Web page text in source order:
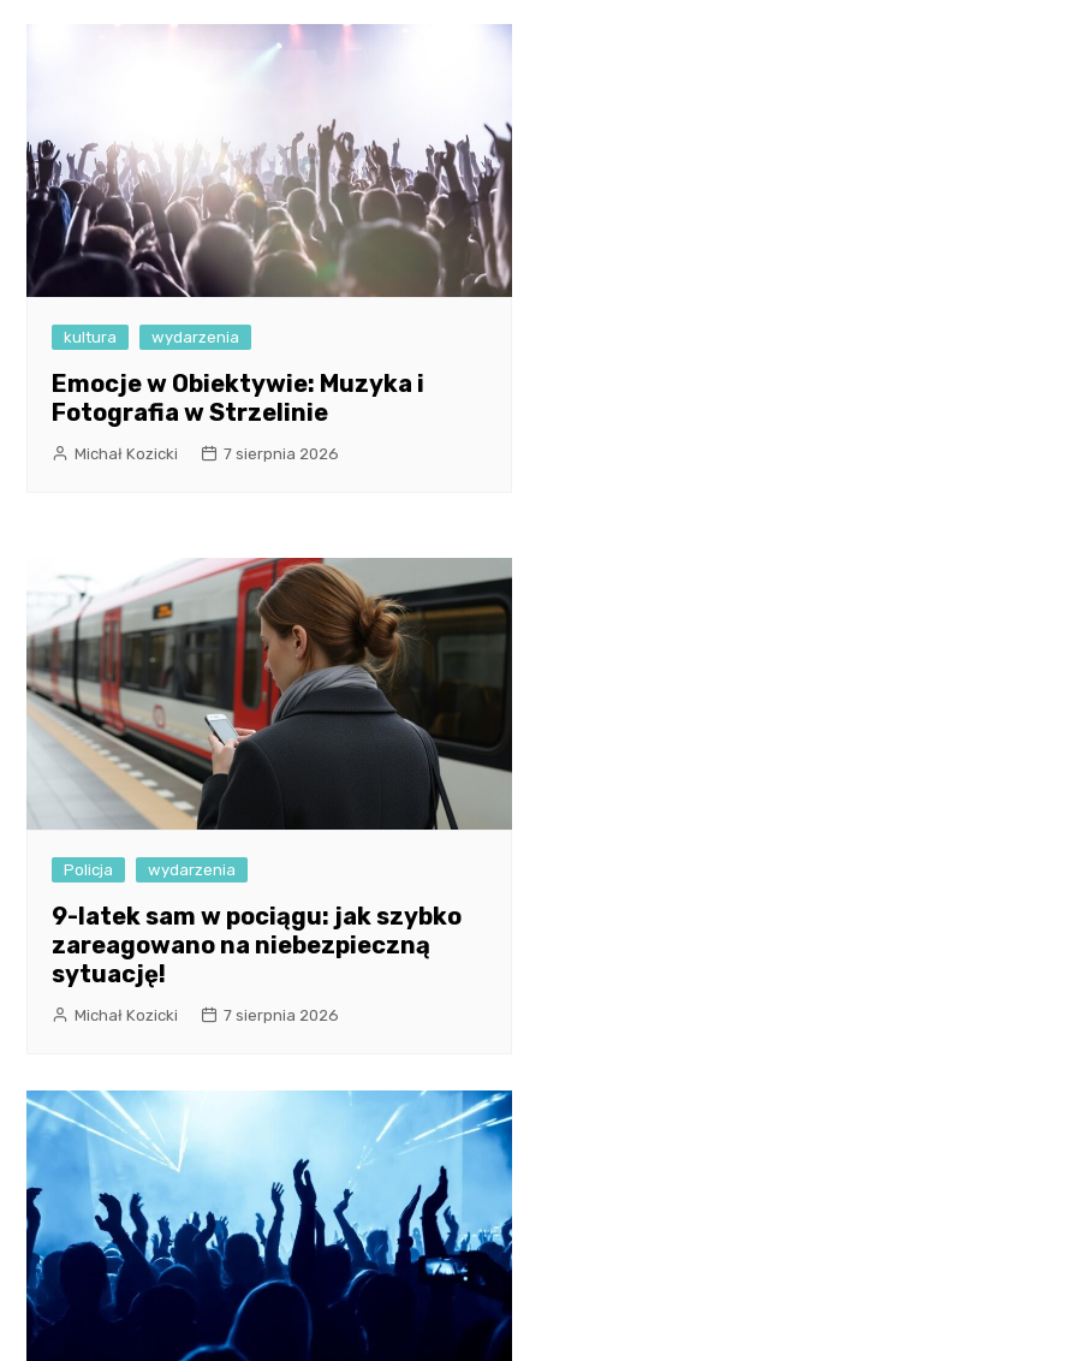
kultura wydarzenia
Emocje w Obiektywie: Muzyka i
Fotografia w Strzelinie
Michał Kozicki 7 sierpnia 2026
Policja wydarzenia
9-latek sam w pociągu: jak szybko
zareagowano na niebezpieczną
sytuację!
Michał Kozicki 7 sierpnia 2026